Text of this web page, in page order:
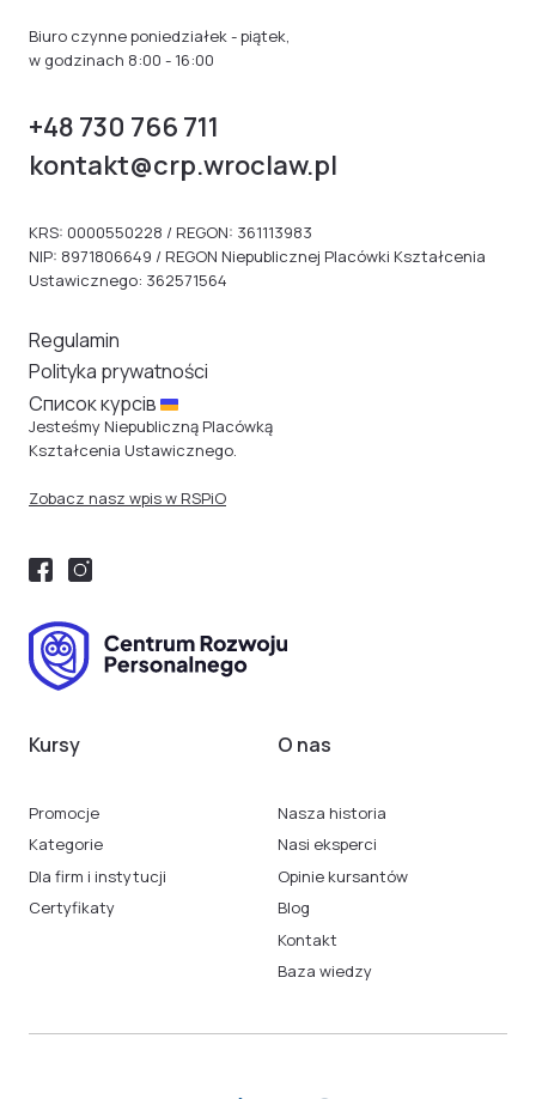
Regulamin
Polityka prywatności
Cписок курсів
Jesteśmy Niepubliczną Placówką
Kształcenia Ustawicznego.
Zobacz nasz wpis w RSPiO
Kursy
Promocje
Kategorie
Dla firm i instytucji
Certyfikaty
O nas
Nasza historia
Nasi eksperci
Opinie kursantów
Blog
Kontakt
Baza wiedzy
Biuro czynne poniedziałek - piątek,
w godzinach 8:00 - 16:00
+48 730 766 711
kontakt@crp.wroclaw.pl
KRS: 0000550228 / REGON: 361113983
NIP: 8971806649 / REGON Niepublicznej Placówki Kształcenia
Ustawicznego: 362571564